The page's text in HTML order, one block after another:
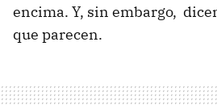
encima. Y, sin embargo,
que parecen.